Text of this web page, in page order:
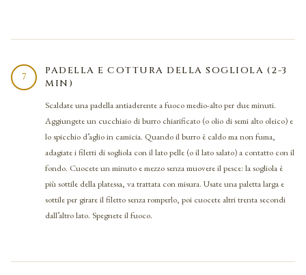
7
PADELLA E COTTURA DELLA SOGLIOLA (2-3
MIN)
Scaldate una padella antiaderente a fuoco medio-alto per due minuti.
Aggiungete un cucchiaio di burro chiarificato (o olio di semi alto oleico) e
lo spicchio d’aglio in camicia. Quando il burro è caldo ma non fuma,
adagiate i filetti di sogliola con il lato pelle (o il lato salato) a contatto con il
fondo. Cuocete un minuto e mezzo senza muovere il pesce: la sogliola è
più sottile della platessa, va trattata con misura. Usate una paletta larga e
sottile per girare il filetto senza romperlo, poi cuocete altri trenta secondi
dall’altro lato. Spegnete il fuoco.